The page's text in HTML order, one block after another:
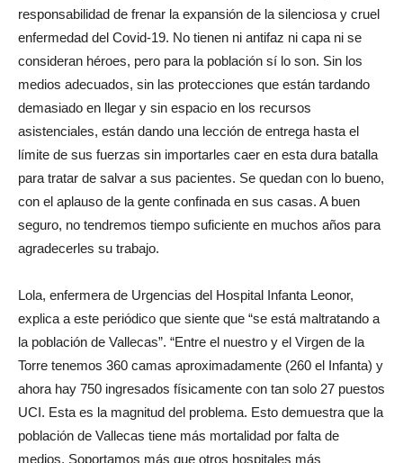
responsabilidad de frenar la expansión de la silenciosa y cruel
enfermedad del Covid-19. No tienen ni antifaz ni capa ni se
consideran héroes, pero para la población sí lo son. Sin los
medios adecuados, sin las protecciones que están tardando
demasiado en llegar y sin espacio en los recursos
asistenciales, están dando una lección de entrega hasta el
límite de sus fuerzas sin importarles caer en esta dura batalla
para tratar de salvar a sus pacientes. Se quedan con lo bueno,
con el aplauso de la gente confinada en sus casas. A buen
seguro, no tendremos tiempo suficiente en muchos años para
agradecerles su trabajo.
Lola, enfermera de Urgencias del Hospital Infanta Leonor,
explica a este periódico que siente que “se está maltratando a
la población de Vallecas”. “Entre el nuestro y el Virgen de la
Torre tenemos 360 camas aproximadamente (260 el Infanta) y
ahora hay 750 ingresados físicamente con tan solo 27 puestos
UCI. Esta es la magnitud del problema. Esto demuestra que la
población de Vallecas tiene más mortalidad por falta de
medios. Soportamos más que otros hospitales más